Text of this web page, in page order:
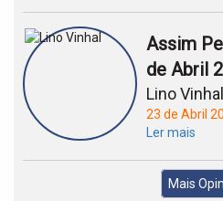
Assim
de Abril
Lino Vinhal
23 de Abril
Ler mais
Mais